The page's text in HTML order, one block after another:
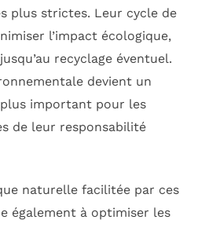
plus strictes. Leur cycle de
l’impact écologique,
recyclage éventuel.
devient un
important pour les
de leur responsabilité
naturelle facilitée par ces
également à optimiser les